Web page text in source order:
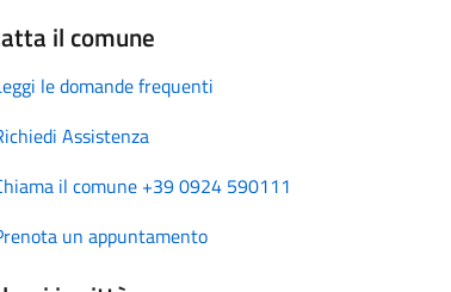
il comune
le domande frequenti
Assistenza
il comune +39 0924 590111
un appuntamento